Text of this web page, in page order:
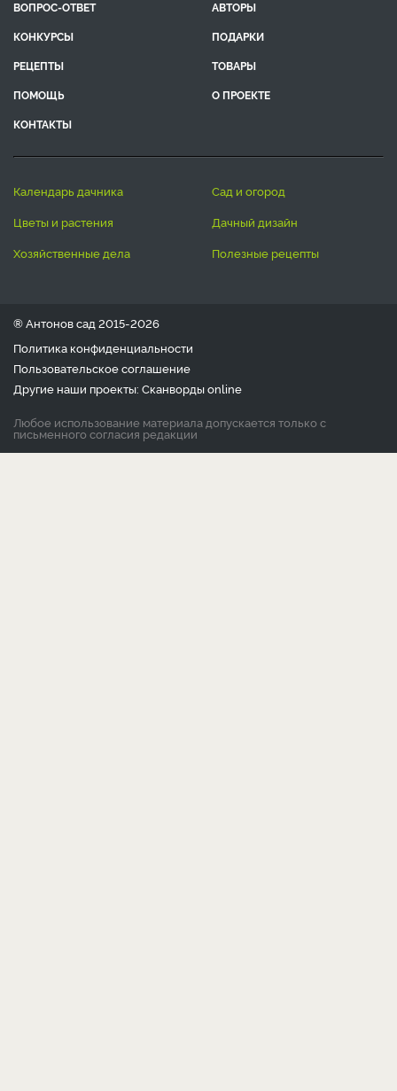
ВОПРОС-ОТВЕТ
АВТОРЫ
КОНКУРСЫ
ПОДАРКИ
РЕЦЕПТЫ
ТОВАРЫ
ПОМОЩЬ
О ПРОЕКТЕ
КОНТАКТЫ
календарь дачника
сад и огород
цветы и растения
дачный дизайн
хозяйственные дела
полезные рецепты
® Антонов сад 2015-2026
Политика конфиденциальности
Пользовательское соглашение
Другие наши проекты: Сканвордыonline
Любое использование материала допускается только с
письменного согласия редакции